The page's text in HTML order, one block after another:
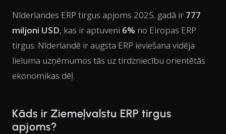
Nīderlandes ERP tirgus apjoms 2025. gadā ir 777
miljoni USD, kas ir aptuveni 6% no Eiropas ERP
tirgus. Nīderlandē ir augsta ERP ieviešana vidēja
lieluma uzņēmumos tās uz tirdzniecību orientētās
ekonomikas dēļ.
Kāds ir Ziemeļvalstu ERP tirgus
apjoms?